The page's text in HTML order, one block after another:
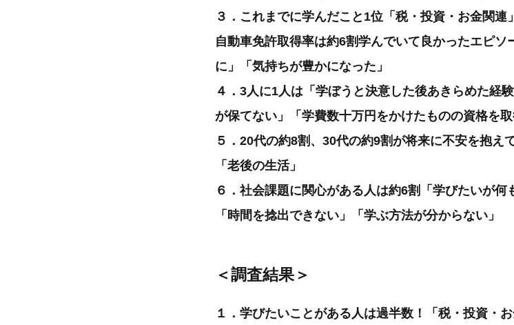
３．これまでに学んだこと1位「税・投資・お金関
自動車免許取得率は約6割学んでいて良かったエピソ
に」「気持ちが豊かになった」
４．3人に1人は「学ぼうと決意した後あきらめた経
が保てない」「学費数十万円をかけたものの資格を取
５．20代の約8割、30代の約9割が将来に不安を抱え
「老後の生活」
６．社会課題に関心がある人は約6割「学びたいが
「時間を捻出できない」「学ぶ方法が分からない」
＜調査結果＞
１．学びたいことがある人は過半数！「税・投資・